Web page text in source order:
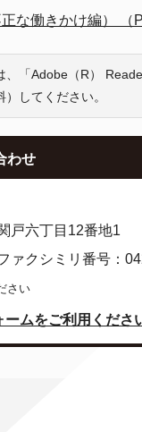
な働きかけ編） （
、「Adobe（R）
してください。
わせ
戸六丁目12番地1
クシミリ番号：
さい
ムをご利用くださ